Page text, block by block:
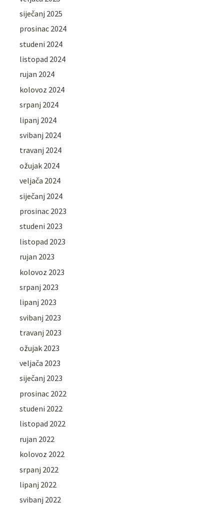
siječanj 2025
prosinac 2024
studeni 2024
listopad 2024
rujan 2024
kolovoz 2024
srpanj 2024
lipanj 2024
svibanj 2024
travanj 2024
ožujak 2024
veljača 2024
siječanj 2024
prosinac 2023
studeni 2023
listopad 2023
rujan 2023
kolovoz 2023
srpanj 2023
lipanj 2023
svibanj 2023
travanj 2023
ožujak 2023
veljača 2023
siječanj 2023
prosinac 2022
studeni 2022
listopad 2022
rujan 2022
kolovoz 2022
srpanj 2022
lipanj 2022
svibanj 2022